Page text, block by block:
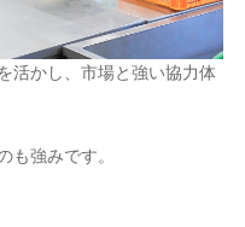
活かし、市場と強い協力体
も強みです。